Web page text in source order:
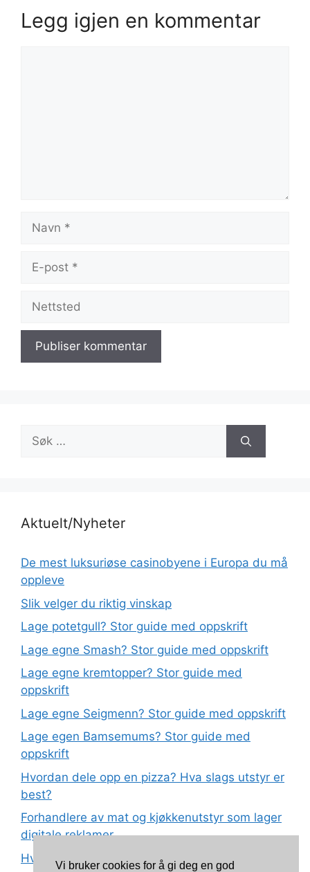
Legg igjen en kommentar
Navn
Nettsted
Søk
etter:
Aktuelt/Nyheter
De mest luksuriøse casinobyene i Europa du må
oppleve
Slik velger du riktig vinskap
Lage potetgull? Stor guide med oppskrift
Lage egne Smash? Stor guide med oppskrift
Lage egne kremtopper? Stor guide med
oppskrift
Lage egne Seigmenn? Stor guide med oppskrift
Lage egen Bamsemums? Stor guide med
oppskrift
Hvordan dele opp en pizza? Hva slags utstyr er
best?
Forhandlere av mat og kjøkkenutstyr som lager
digitale reklamer
Hva betyr det at plast har matkvalitet?
Vi bruker cookies for å gi deg en god